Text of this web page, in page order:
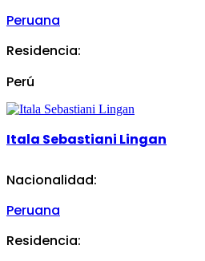
Peruana
Residencia:
Perú
Itala Sebastiani Lingan
Nacionalidad:
Peruana
Residencia: